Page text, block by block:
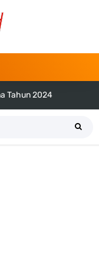
Tahun 2024
(Png dan Vektor)